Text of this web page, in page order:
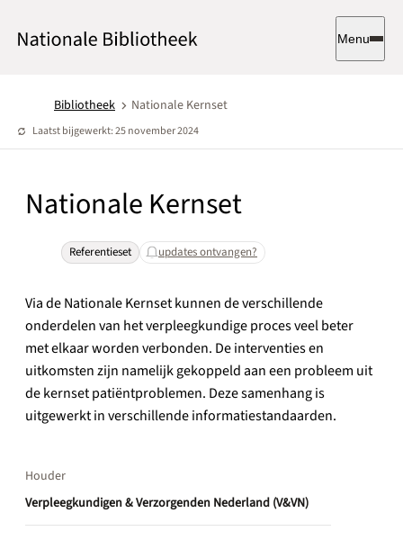
Menu
Bibliotheek Nationale Kernset
Laatst bijgewerkt: 25 november 2024
Nationale Kernset
Referentieset updates ontvangen?
Via de Nationale Kernset kunnen de verschillende
onderdelen van het verpleegkundige proces veel beter
met elkaar worden verbonden. De interventies en
uitkomsten zijn namelijk gekoppeld aan een probleem uit
de kernset patiëntproblemen. Deze samenhang is
uitgewerkt in verschillende informatiestandaarden.
Houder
Verpleegkundigen & Verzorgenden Nederland (V&VN)